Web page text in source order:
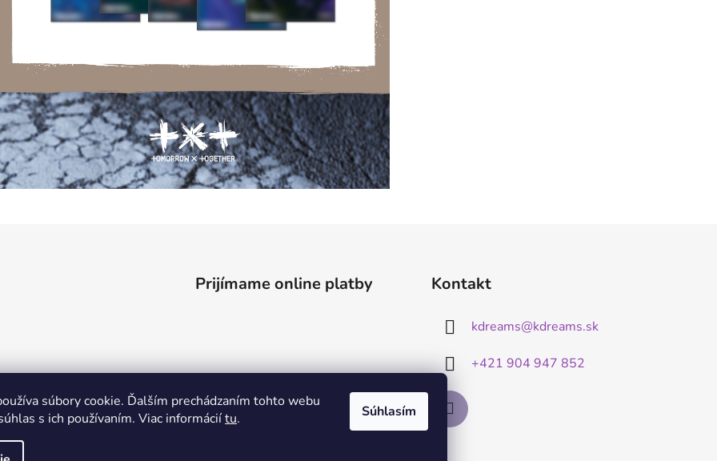
súbory cookie. Ďalším prechádzaním tohto webu
s ich používaním. Viac informáciítu. Súhlasím
Prijímame online platby Kontakt
kdreams@kdreams.sk
+421 904 947 852